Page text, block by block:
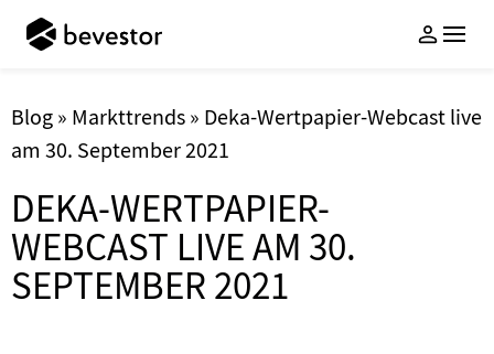
Geldanlage
Nachhaltige ETF-
Vermögensverwaltung
Investmentthemen
Sparen mit Familie & Freunden
Cent-Sparen
Wissen
bevestorBlog
PodCasts
FAQ
Über uns
Auszeichnungen
Freunde werbenLogin
Blog » Markttrends » Deka-Wertpapier-Webcast live
am 30. September 2021
DEKA-WERTPAPIER-
WEBCAST LIVE AM 30.
SEPTEMBER 2021